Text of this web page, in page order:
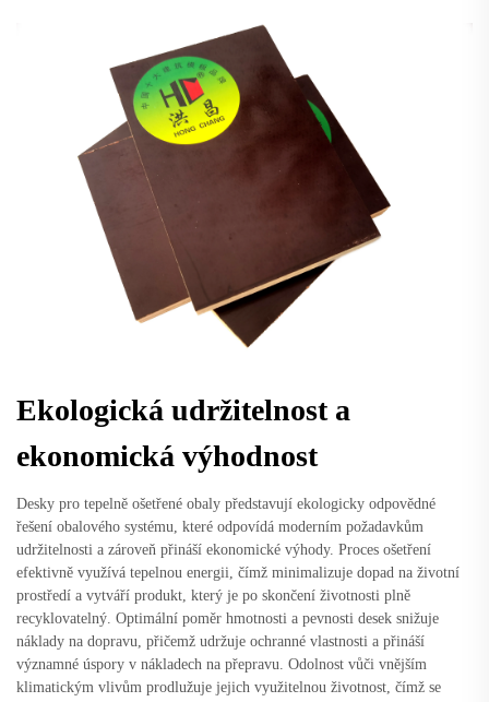
Ekologická udržitelnost a
ekonomická výhodnost
Desky pro tepelně ošetřené obaly představují ekologicky odpovědné
řešení obalového systému, které odpovídá moderním požadavkům
udržitelnosti a zároveň přináší ekonomické výhody. Proces ošetření
efektivně využívá tepelnou energii, čímž minimalizuje dopad na životní
prostředí a vytváří produkt, který je po skončení životnosti plně
recyklovatelný. Optimální poměr hmotnosti a pevnosti desek snižuje
náklady na dopravu, přičemž udržuje ochranné vlastnosti a přináší
významné úspory v nákladech na přepravu. Odolnost vůči vnějším
klimatickým vlivům prodlužuje jejich využitelnou životnost, čímž se